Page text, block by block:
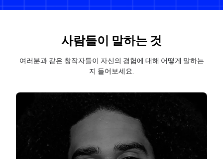
사람들이 말하는 것
여러분과 같은 창작자들이 자신의 경험에 대해 어떻게 말하는
지 들어보세요.
슬라이드 4/5